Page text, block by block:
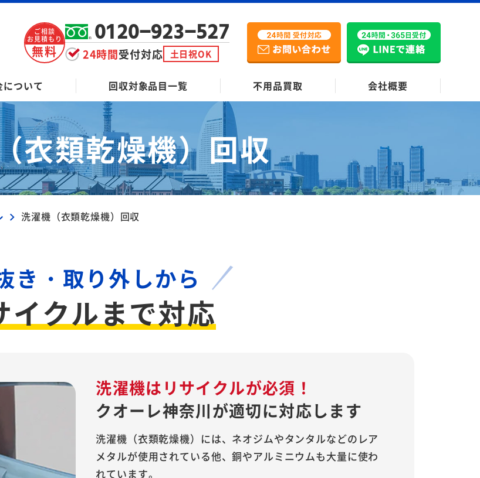
ご相談
お見積もり
無料
0120-923-527
24時間受付対応 土日祝OK
について 回収対象品目一覧 不用品買取 会社概要
衣類乾燥機）回収
洗濯機（衣類乾燥機）回収
き・取り外しから
イクルまで対応
洗濯機は リサイクルが必須！
クオーレ神奈川が適切に対応します
洗濯機（衣類乾燥機）には、ネオジムやタンタルなどのレア
メタルが使用されている他、銅やアルミニウムも大量に使わ
れています。